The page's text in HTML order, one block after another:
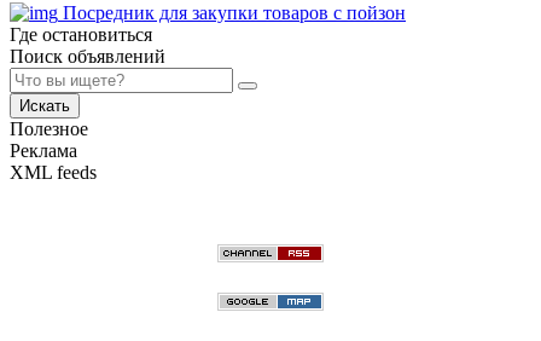
Посредник для закупки товаров с пойзон
Где остановиться
Поиск объявлений
Искать
Полезное
Реклама
XML feeds